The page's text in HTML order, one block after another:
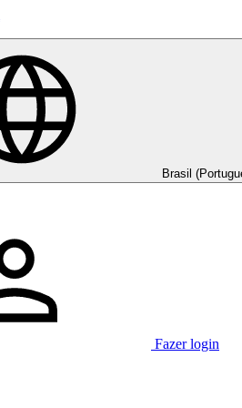
Brasil
Fazer login